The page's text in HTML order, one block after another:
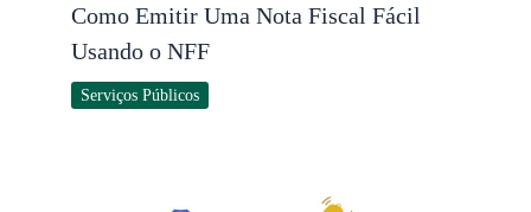
Como Emitir Uma Nota Fiscal Fácil
Usando o NFF
Serviços Públicos